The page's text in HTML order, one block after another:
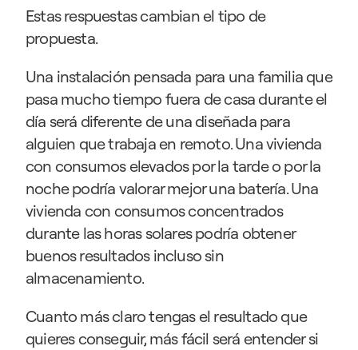
Estas respuestas cambian el tipo de
propuesta.
Una instalación pensada para una familia que
pasa mucho tiempo fuera de casa durante el
día será diferente de una diseñada para
alguien que trabaja en remoto. Una vivienda
con consumos elevados por la tarde o por la
noche podría valorar mejor una batería. Una
vivienda con consumos concentrados
durante las horas solares podría obtener
buenos resultados incluso sin
almacenamiento.
Cuanto más claro tengas el resultado que
quieres conseguir, más fácil será entender si